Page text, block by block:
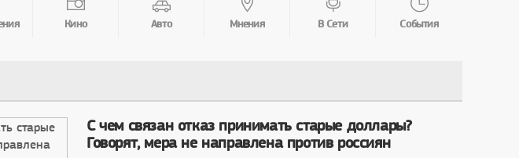
Кино Авто Мнения В Сети События
С чем связан отказ принимать старые доллары?
Говорят, мера не направлена против россиян